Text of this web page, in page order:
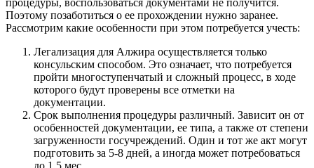
Поэтому позаботиться о ее прохождении нужно заранее.
Рассмотрим какие особенности при этом потребуется учесть:
Легализация для Алжира осуществляется только
консульским способом. Это означает, что потребуется
пройти многоступенчатый и сложный процесс, в ходе
которого будут проверены все отметки на
документации.
Срок выполнения процедуры различный. Зависит он от
особенностей документации, ее типа, а также от степени
загруженности госучреждений. Один и тот же акт могут
подготовить за 5-8 дней, а иногда может потребоваться
до 1,5 мес.